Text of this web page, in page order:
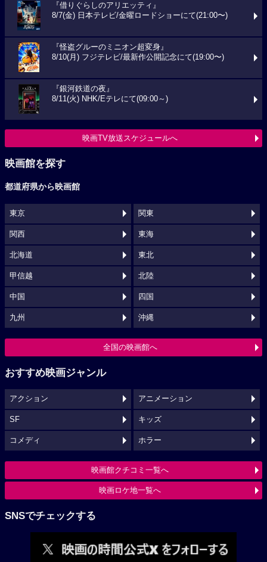
『借りぐらしのアリエッティ』
8/7(金) 日本テレビ/金曜ロードショーにて(21:00〜)
『怪盗グルーのミニオン超変身』
8/10(月) フジテレビ/最新作公開記念にて(19:00〜)
『銀河鉄道の夜』
8/11(火) NHK/Eテレにて(09:00～)
映画TV放送スケジュールへ
映画館を探す
都道府県から映画館
東京 関東
関西 東海
北海道 東北
甲信越 北陸
中国 四国
九州 沖縄
全国の映画館へ
おすすめ映画ジャンル
アクション アニメーション
SF キッズ
コメディ ホラー
映画館クチコミ一覧へ
映画ロケ地一覧へ
SNSでチェックする